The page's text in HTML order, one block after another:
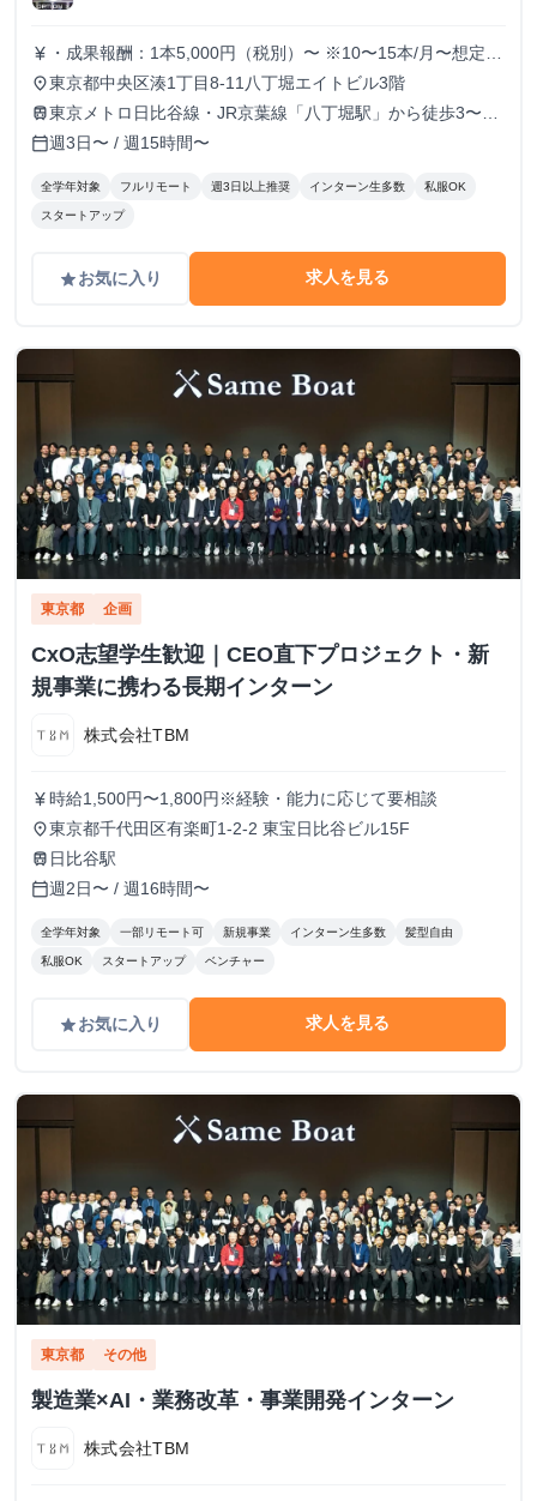
currency_yen ・成果報酬：1本5,000円（税別）〜 ※10〜15本/月〜想定
※経験、実績、能力等によって変動 ※トライアル期間の場
合変動あり
place東京都中央区湊1丁目8-11八丁堀エイトビル3階
train東京メトロ日比谷線・JR京葉線「八丁堀駅」から徒歩3〜6
分
calendar_today週3日〜 / 週15時間〜
全学年対象 フルリモート 週3日以上推奨 インターン生多数 私服OK
スタートアップ
gradeお気に入り 求人を見る
東京都 企画
CxO志望学生歓迎｜CEO直下プロジェクト・新
規事業に携わる長期インターン
株式会社TBM
currency_yen 時給1,500円〜1,800円※経験・能力に応じて要相談
place東京都千代田区有楽町1-2-2 東宝日比谷ビル15F
train 日比谷駅
calendar_today週2日〜 / 週16時間〜
全学年対象 一部リモート可 新規事業 インターン生多数 髪型自由
私服OK スタートアップ ベンチャー
gradeお気に入り 求人を見る
東京都 その他
製造業×AI・業務改革・事業開発インターン
株式会社TBM